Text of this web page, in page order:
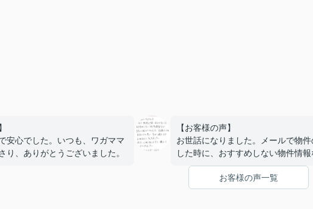
安心でした。いつも、ワガママ
り、ありがとうございました。
【お客様の声】
お世話になりました。メールで物
した時に、おすすめしない物件情
教えていただき、信頼できる会社だ
回購入までお世話になりました。何
ことなく購入にこぎつけました。あ
お客様の声一覧